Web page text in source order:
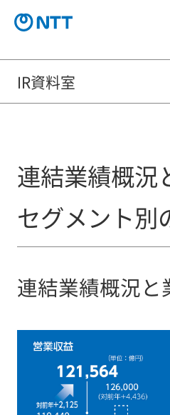
IR資料室
連結業績概況
セグメント別
連結業績概況と